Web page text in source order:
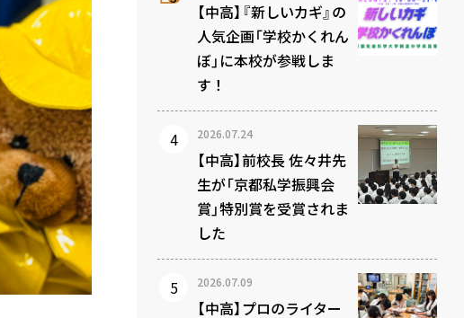
【中高】『新しいカギ』の
人気企画「学校かくれん
ぼ」に本校が参戦しま
す！
2026.07.24
【中高】前校長 佐々井先
生が「京都私学振興会
賞」特別賞を受賞されま
した
2026.07.09
【中高】プロのライター